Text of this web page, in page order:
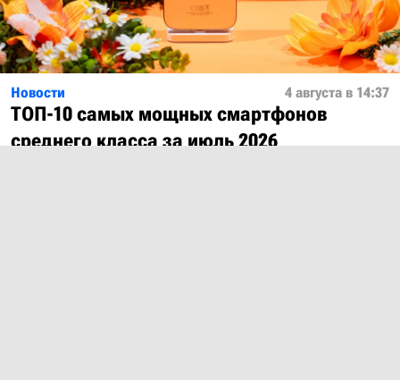
Новости 4 августа в 14:37
ТОП-10 самых мощных смартфонов
среднего класса за июль 2026